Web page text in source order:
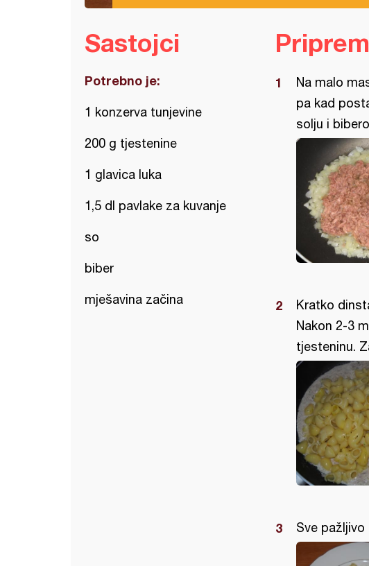
Sastojci
Potrebno je:
1 konzerva tunjevine
200 g tjestenine
1 glavica luka
1,5 dl pavlake za kuvanje
so
biber
mješavina začina
Na malo
pa kad
solju i
Kratko
Nakon 2-3
tjesteninu.
Sve